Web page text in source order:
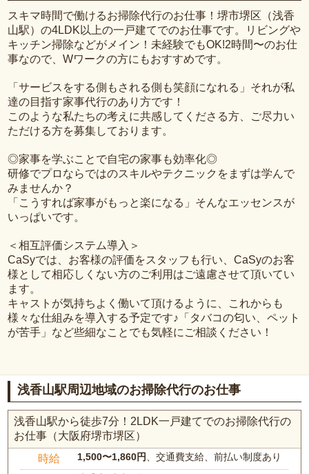
スキマ時間で働けるお掃除代行のお仕事！堺市堺区（浅香
山駅）の4LDK以上の一戸建てでのお仕事です。リビングや
キッチン掃除などがメイン！未経験でもOK!2時間〜のお仕
事なので、Wワークの方にもおすすめです。
「サービスをする側もされる側も笑顔になれる」それが私
達の目指す家事代行のあり方です！
このような私たちの考えに共感してくださる方、ご尽力い
ただける方を募集しております。
◎家事を学ぶことで自宅の家事も効率化◎
研修でプロならではのスキルやテクニックをまずは学んで
みませんか？
「こうすれば家事がもっと楽になる」そんなエッセンスが
いっぱいです。
＜相互評価システム導入＞
CaSyでは、お客様の評価をスタッフも行い、CaSyのお客
様として相応しくない方のご利用はご遠慮させて頂いてい
ます。
キャストが気持ちよく働いて頂けるように、これからも
様々な仕組みを導入する予定です♪「タバコの匂い、ペット
が苦手」など些細なことでも気軽にご相談ください！
浅香山駅周辺地域のお掃除代行のお仕事
浅香山駅から徒歩7分！2LDK一戸建てでのお掃除代行の
お仕事（大阪府堺市堺区）
時給 1,500〜1,860円、交通費支給、前払い制度あり